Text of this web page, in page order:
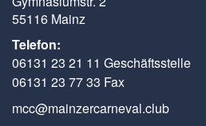
55116 Mainz
Telefon:
06131 23 21 11 Geschäftsstelle
06131 23 77 33 Fax
mcc@mainzercarneval.club